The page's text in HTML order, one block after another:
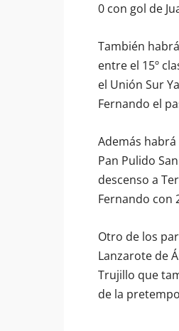
0 con gol de
También
entre el 15º
el Unión Sur
Fernando el
Además
Pan Pulido
descenso a
Fernando con
Otro de los
Lanzarote de
Trujillo que
de la